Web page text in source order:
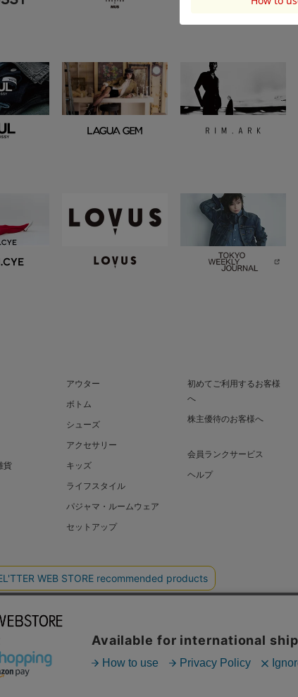
アウター
ボトム
シューズ
アクセサリー
貨
キッズ
ライフスタイル
パジャマ・ルームウェア
セットアップ
初めてご利用するお客様
へ
株主優待のお客様へ
会員ランクサービス
ヘルプ
LIMITED SHEL’TTER GREEN
JAPAN LIMITED ALL RIGHTS RESERVED.